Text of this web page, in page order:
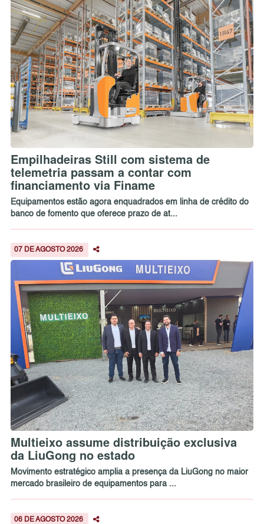
Empilhadeiras Still com sistema de
telemetria passam a contar com
financiamento via Finame
Equipamentos estão agora enquadrados em linha de crédito do
banco de fomento que oferece prazo de at...
07 DE AGOSTO 2026
Multieixo assume distribuição exclusiva
da LiuGong no estado
Movimento estratégico amplia a presença da LiuGong no maior
mercado brasileiro de equipamentos para ...
06 DE AGOSTO 2026